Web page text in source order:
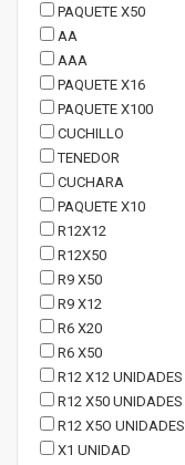
PAQUETE X50
AA
AAA
PAQUETE X16
PAQUETE X100
CUCHILLO
TENEDOR
CUCHARA
PAQUETE X10
R12X12
R12X50
R9 X50
R9 X12
R6 X20
R6 X50
R12 X12 UNIDADES
R12 X50 UNIDADES
R12 X5O UNIDADES
X1 UNIDAD